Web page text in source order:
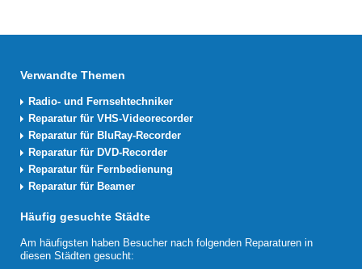
Verwandte Themen
Radio- und Fernsehtechniker
Reparatur für VHS-Videorecorder
Reparatur für BluRay-Recorder
Reparatur für DVD-Recorder
Reparatur für Fernbedienung
Reparatur für Beamer
Häufig gesuchte Städte
Am häufigsten haben Besucher nach folgenden Reparaturen in
diesen Städten gesucht: